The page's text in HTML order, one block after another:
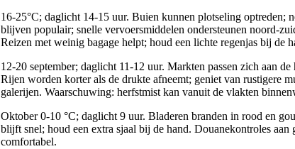
16-25°C; daglicht 14-15 uur. Buien kunnen plotseling optreden;
blijven populair; snelle vervoersmiddelen ondersteunen noord-
Reizen met weinig bagage helpt; houd een lichte regenjas bij de
12-20 september; daglicht 11-12 uur. Markten passen zich aan
Rijen worden korter als de drukte afneemt; geniet van rustigere
galerijen. Waarschuwing: herfstmist kan vanuit de vlakten
Oktober 0-10 °C; daglicht 9 uur. Bladeren branden in rood en
blijft snel; houd een extra sjaal bij de hand. Douanekontroles
comfortabel.